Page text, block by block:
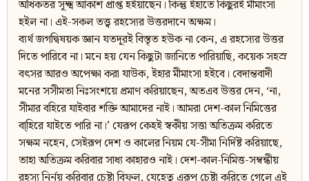
অধিকতর সূক্ষ্ম আকাশ প্রাপ্ত হইয়াছেন। কিন্তু ইহাতে কিছুরই মীমাংসা
হইল না। এই-সকল তত্ত্ব রহস্যের উত্তরদানে অক্ষম।
ব্যর্থ জগদ্বিষয়ক জ্ঞান যতদূরই বিস্তৃত হউক না কেন, এ রহস্যের উত্তর
দিতে পারিবে না। মনে হয় যেন কিছুটা জানিতে পারিয়াছি, কয়েক সহস্র
বৎসর আরও অপেক্ষা করা যাউক, ইহার মীমাংসা হইবে। বেদান্তবাদী
মনের সসীমতা নিঃসংশয়ে প্রমাণ করিয়াছেন, অতএব উত্তর দেন, ‘না,
সীমার বহিরে যাইবার শক্তি আমাদের নাই। আমরা দেশ-কাল নিমিত্তের
বা্হিরে যাইতে পারি না।’ যেরূপ কেহই স্বকীয় সত্তা অতিক্রম করিতে
সক্ষম নহেন, সেইরূপ দেশ ও কালের নিয়ম যে-সীমা নির্দিষ্ট করিয়াছে,
তাহা অতিক্রম করিবার সাধ্য কাহারও নাই। দেশ-কাল-নিমিত্ত-সম্বন্ধীয়